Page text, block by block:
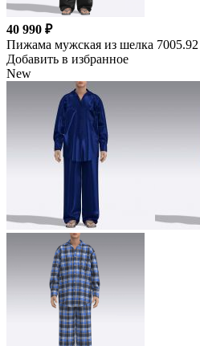
40 990 ₽
Пижама мужская из шелка 7005.92
Добавить в избранное
New